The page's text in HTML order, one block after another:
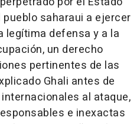
saharaui a ejercer
legítima defensa y a la
un derecho
pertinentes de las
Ghali antes de
al ataque,
e inexactas